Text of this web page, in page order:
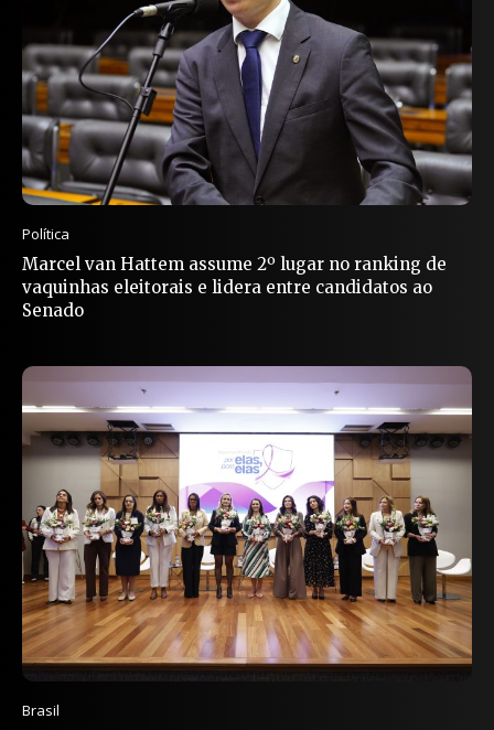
Política
Marcel van Hattem assume 2º lugar no ranking de
vaquinhas eleitorais e lidera entre candidatos ao
Senado
Brasil